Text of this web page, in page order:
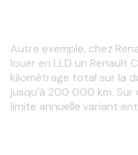
Autre exemple, chez
louer en LLD un Renault
kilométrage total sur la
jusqu’à 200 000 km.
limite annuelle variant